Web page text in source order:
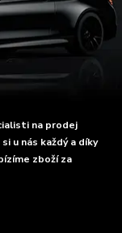
na prodej
u nás každý a díky
zboží za